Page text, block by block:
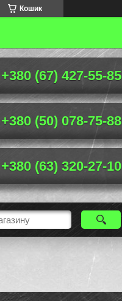
Кошик
+380 (67) 427-55-85
+380 (50) 078-75-88
+380 (63) 320-27-10